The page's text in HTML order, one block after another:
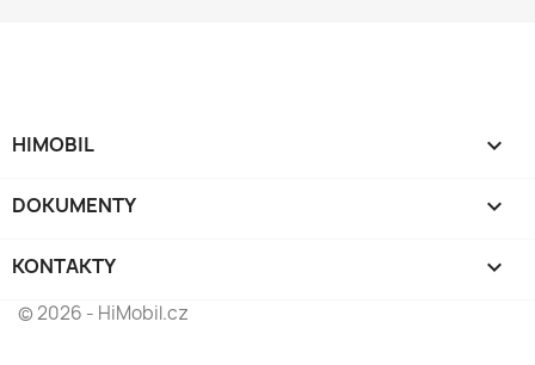
HIMOBIL 
DOKUMENTY 
KONTAKTY keyboard_arrow_down
© 2026 - HiMobil.cz